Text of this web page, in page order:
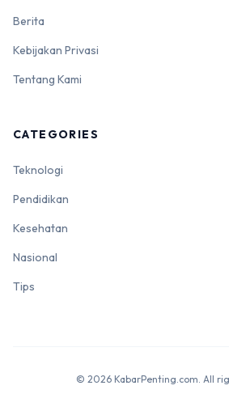
Berita
Kebijakan Privasi
Tentang Kami
CATEGORIES
Teknologi
Pendidikan
Kesehatan
Nasional
Tips
© 2026 KabarPenting.com. All